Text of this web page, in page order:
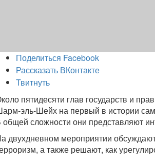
Поделиться Facebook
Рассказать ВКонтакте
Твитнуть
пятидесяти глав государств и
эль-Шейх на первый в истории
общей сложности они представляют
двухдневном мероприятии
а также решают, как